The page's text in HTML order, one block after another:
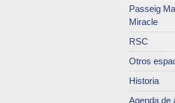
Passeig
Miracle
RSC
Otros
Historia
Agenda de